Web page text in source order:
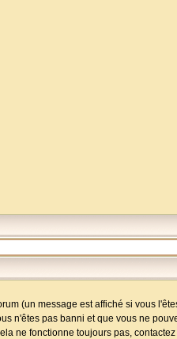
(un message est affiché si vous
n'êtes pas banni et que vous ne
ne fonctionne toujours pas,